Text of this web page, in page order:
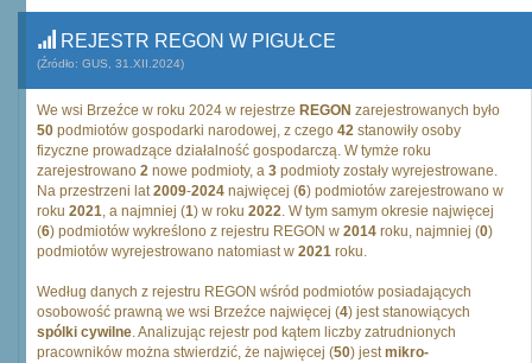
REJESTR REGON W PIGUŁCE
(Źródło: GUS, 31.XII.2024)
We wsi Brzeźce w roku 2024 w rejestrze REGON zarejestrowanych było
50 podmiotów gospodarki narodowej, z czego 42 stanowiły osoby
fizyczne prowadzące działalność gospodarczą. W tymże roku
zarejestrowano 2 nowe podmioty, a 3 podmioty zostały wyrejestrowane.
Na przestrzeni lat2009-2024 najwięcej (6) podmiotów zarejestrowano w
roku 2021, a najmniej (1) w roku 2022. W tym samym okresie najwięcej
(6) podmiotów wykreślono z rejestru REGON w 2014 roku, najmniej (0)
podmiotów wyrejestrowano natomiast w 2021 roku.
Według danych z rejestru REGON wśród podmiotów posiadających
osobowość prawną we wsi Brzeźce najwięcej (4) jest stanowiących
spólki cywilne. Analizując rejestr pod kątem liczby zatrudnionych
pracowników można stwierdzić, że najwięcej (50) jestmikro-